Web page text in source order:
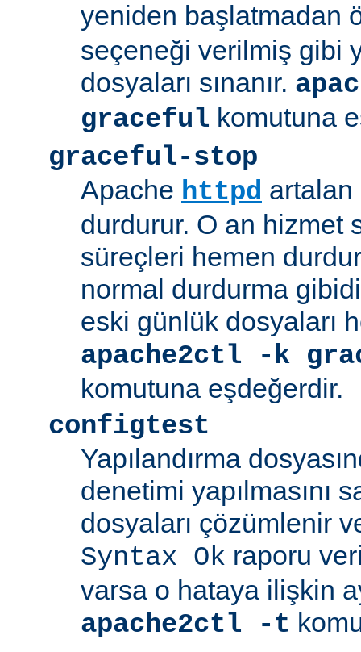
yeniden başlatmadan
seçeneği verilmiş gibi
dosyaları sınanır.
graceful komutuna
graceful-stop
Apache httpd
durdurur. O an hizmet
süreçleri hemen
normal durdurma
eski günlük dosyaları
apache2ctl -k
komutuna eşdeğerdir.
configtest
Yapılandırma
denetimi yapılmasını
dosyaları çözümlenir
Syntax Ok raporu
varsa o hataya ilişkin
apache2ctl -t